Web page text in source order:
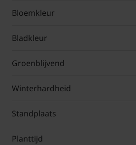
Bloemkleur
Bladkleur
Groenblijvend
Winterhardheid
Standplaats
Planttijd